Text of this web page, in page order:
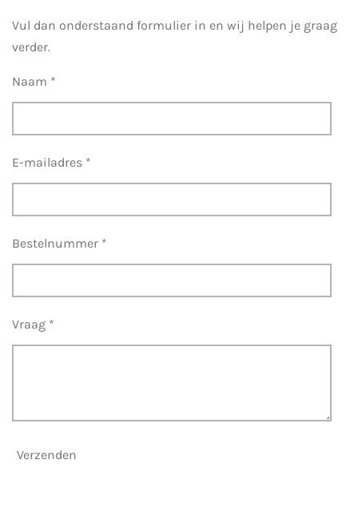
Vul dan onderstaand formulier in en wij helpen je graag
verder.
Naam *
E-mailadres *
Bestelnummer *
Vraag *
Verzenden